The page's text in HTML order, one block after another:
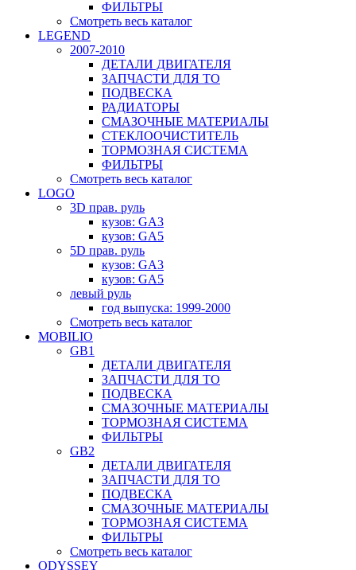
ФИЛЬТРЫ
Смотреть весь каталог
LEGEND
2007-2010
ДЕТАЛИ ДВИГАТЕЛЯ
ЗАПЧАСТИ ДЛЯ ТО
ПОДВЕСКА
РАДИАТОРЫ
СМАЗОЧНЫЕ МАТЕРИАЛЫ
СТЕКЛООЧИСТИТЕЛЬ
ТОРМОЗНАЯ СИСТЕМА
ФИЛЬТРЫ
Смотреть весь каталог
LOGO
3D прав. руль
кузов: GA3
кузов: GA5
5D прав. руль
кузов: GA3
кузов: GA5
левый руль
год выпуска: 1999-2000
Смотреть весь каталог
MOBILIO
GB1
ДЕТАЛИ ДВИГАТЕЛЯ
ЗАПЧАСТИ ДЛЯ ТО
ПОДВЕСКА
СМАЗОЧНЫЕ МАТЕРИАЛЫ
ТОРМОЗНАЯ СИСТЕМА
ФИЛЬТРЫ
GB2
ДЕТАЛИ ДВИГАТЕЛЯ
ЗАПЧАСТИ ДЛЯ ТО
ПОДВЕСКА
СМАЗОЧНЫЕ МАТЕРИАЛЫ
ТОРМОЗНАЯ СИСТЕМА
ФИЛЬТРЫ
Смотреть весь каталог
ODYSSEY